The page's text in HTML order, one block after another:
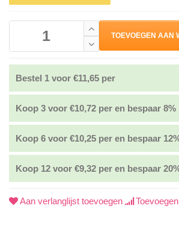
TOEVOEGEN AAN
Bestel 1 voor €11,65 per
Koop 3 voor €10,72 per en bespaar 8%
Koop 6 voor €10,25 per en bespaar
Koop 12 voor €9,32 per en bespaar
Aan verlanglijst toevoegen